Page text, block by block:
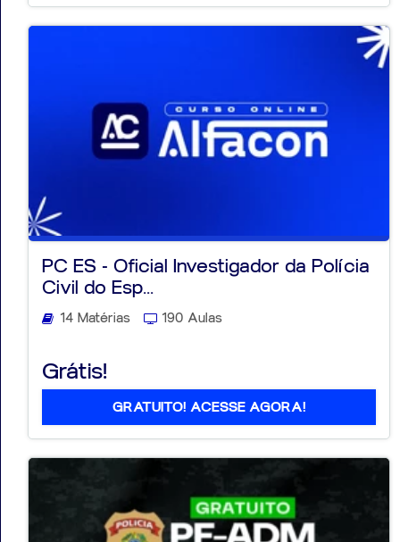
PC ES - Oficial Investigador da Polícia
Civil do Esp...
14 Matérias 190 Aulas
Grátis!
GRATUITO! ACESSE AGORA!